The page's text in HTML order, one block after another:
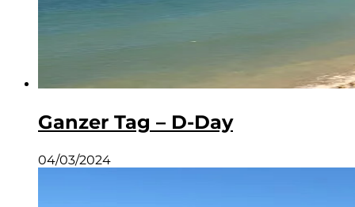
Ganzer Tag – D-Day
04/03/2024